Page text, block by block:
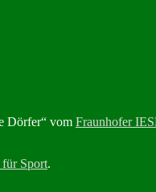
Dörfer“ vom Fraunhofer
Sport.